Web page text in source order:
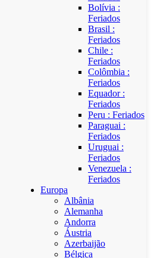
Bolívia :
Feriados
Brasil :
Feriados
Chile :
Feriados
Colômbia :
Feriados
Equador :
Feriados
Peru : Feriados
Paraguai :
Feriados
Uruguai :
Feriados
Venezuela :
Feriados
Europa
Albânia
Alemanha
Andorra
Áustria
Azerbaijão
Bélgica